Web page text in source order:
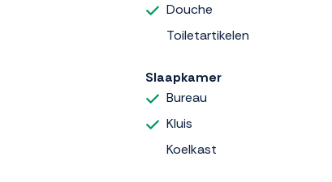
Douche
Toiletartikelen
Slaapkamer
Bureau
Kluis
Koelkast